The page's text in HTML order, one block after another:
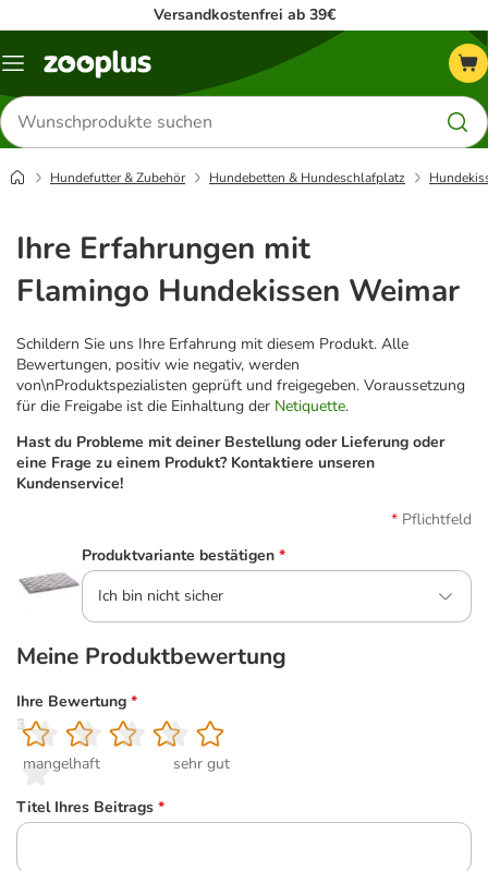
Versandkostenfrei ab 39€
Menü
Produkte
suchen
Hundefutter & Zubehör Hundebetten & Hundeschlafplatz
Ihre Erfahrungen mit
Flamingo Hundekissen Weimar
Schildern Sie uns Ihre Erfahrung mit diesem Produkt. Alle
Bewertungen, positiv wie negativ, werden
von\nProduktspezialisten geprüft und freigegeben. Voraussetzung
für die Freigabe ist die Einhaltung der Netiquette.
Hast du Probleme mit deiner Bestellung oder Lieferung oder
eine Frage zu einem Produkt? Kontaktiere unseren
Kundenservice!
Pflichtfeld
Produktvariante bestätigen *
Ich bin nicht sicher
Meine Produktbewertung
Ihre Bewertung *
1
mangelhaft
2
3
4
5
sehr gut
Titel Ihres Beitrags *